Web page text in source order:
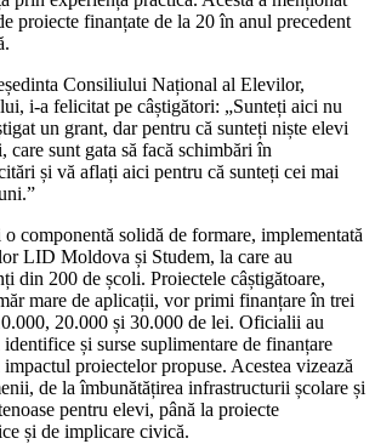
proiecte finanțate de la 20 în anul precedent
Consiliului Național al Elevilor,
i-a felicitat pe câștigători: „Sunteți aici nu
un grant, dar pentru că sunteți niște elevi
care sunt gata să facă schimbări în
și vă aflați aici pentru că sunteți cei mai
componentă solidă de formare, implementată
LID Moldova și Studem, la care au
din 200 de școli. Proiectele câștigătoare,
mare de aplicații, vor primi finanțare în trei
20.000 și 30.000 de lei. Oficialii au
și surse suplimentare de finanțare
proiectelor propuse. Acestea vizează
de la îmbunătățirea infrastructurii școlare și
pentru elevi, până la proiecte
și de implicare civică.